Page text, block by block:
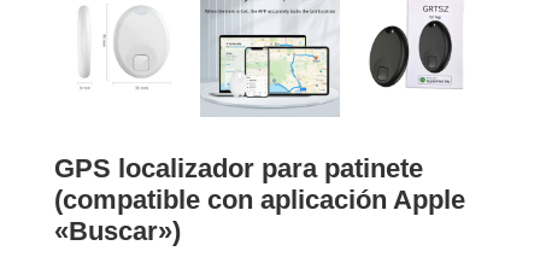
GPS localizador para patinete
(compatible con aplicación Apple
«Buscar»)